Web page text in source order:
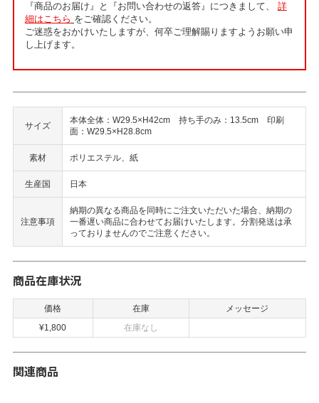
『商品のお届け』と『お問い合わせの返答』につきまして、 詳
細はこちら をご確認ください。
ご迷惑をおかけいたしますが、何卒ご理解賜りますようお願い申
し上げます。
サイズ
本体全体：W29.5×H42cm 持ち手のみ：13.5cm 印刷
面：W29.5×H28.8cm
素材 ポリエステル、紙
生産国 日本
注意事項
納期の異なる商品を同時にご注文いただいた場合、納期の
一番遅い商品に合わせてお届けいたします。分割発送は承
っておりませんのでご注意ください。
商品在庫状況
価格 在庫
メッセージ
¥1,800
在庫なし
関連商品